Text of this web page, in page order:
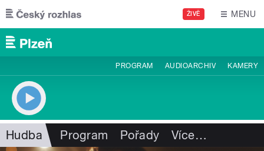
Přejít k hlavnímu obsahu
ŽIVĚ MENU
PROGRAM AUDIOARCHIV KAMERY
Hudba Program Pořady Více…